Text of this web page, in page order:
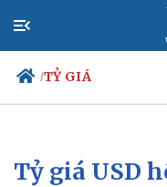
/TỶ GIÁ
Chính trị
Tỷ giá USD